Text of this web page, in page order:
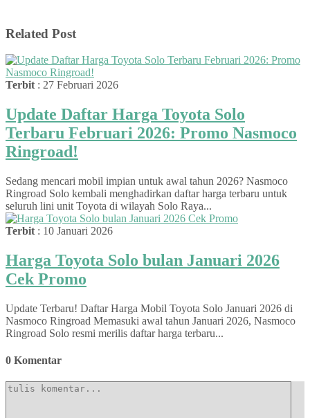
Related Post
Terbit : 27 Februari 2026
Update Daftar Harga Toyota Solo
Terbaru Februari 2026: Promo Nasmoco
Ringroad!
Sedang mencari mobil impian untuk awal tahun 2026? Nasmoco
Ringroad Solo kembali menghadirkan daftar harga terbaru untuk
seluruh lini unit Toyota di wilayah Solo Raya...
Terbit : 10 Januari 2026
Harga Toyota Solo bulan Januari 2026
Cek Promo
Update Terbaru! Daftar Harga Mobil Toyota Solo Januari 2026 di
Nasmoco Ringroad Memasuki awal tahun Januari 2026, Nasmoco
Ringroad Solo resmi merilis daftar harga terbaru...
0 Komentar